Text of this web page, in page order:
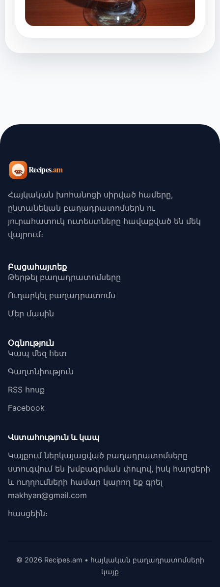
Հայկական խոհանոցի սիրված համերը,
ընտանեկան բաղադրատոմսերն ու
յուրահատուկ ուտեստները հավաքված են մեկ
վայրում։
Բացահայտեք
Թերթել բաղադրատոմսերը
Ուղարկել բաղադրատոմս
Մեր մասին
Օգնություն
Կապ մեզ հետ
Գաղտնիություն
RSS հոսք
Facebook
Վստահություն և կապ
Կայքում ներկայացված բաղադրատոմսերը
ստուգվում են խմբագրման փուլով, իսկ հարցերի
և ուղղումների համար կարող եք գրել
makhyan@gmail.com
հասցեին։
© 2026 Recipes.am • հայկական բաղադրատոմսերի
կայք